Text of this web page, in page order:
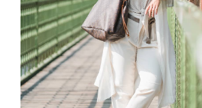
Предназначение:
Код: